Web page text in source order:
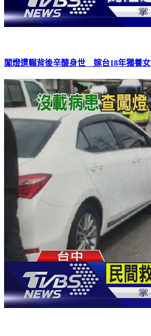
闖燈遭輾背後辛酸身世 嫁台18年獨養女